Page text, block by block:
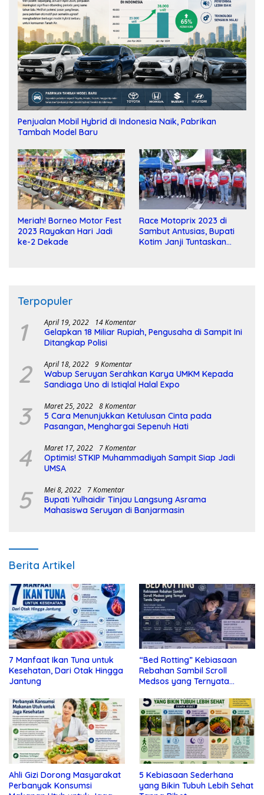
Penjualan Mobil Hybrid di Indonesia Naik, Pabrikan
Tambah Model Baru
Meriah! Borneo Motor Fest
2023 Rayakan Hari Jadi
ke-2 Dekade
Race Motoprix 2023 di
Sambut Antusias, Bupati
Kotim Janji Tuntaskan
Terpopuler
1 April 19, 2022 14 Komentar
Gelapkan 18 Miliar Rupiah, Pengusaha di Sampit Ini
Ditangkap Polisi
2 April 18, 2022 9 Komentar
Wabup Seruyan Serahkan Karya UMKM Kepada
Sandiaga Uno di Istiqlal Halal Expo
3 Maret 25, 2022 8 Komentar
5 Cara Menunjukkan Ketulusan Cinta pada
Pasangan, Menghargai Sepenuh Hati
4 Maret 17, 2022 7 Komentar
Optimis! STKIP Muhammadiyah Sampit Siap Jadi
UMSA
5 Mei 8, 2022 7 Komentar
Bupati Yulhaidir Tinjau Langsung Asrama
Mahasiswa Seruyan di Banjarmasin
Berita Artikel
7 Manfaat Ikan Tuna untuk
Kesehatan, Dari Otak Hingga
Jantung
“Bed Rotting” Kebiasaan
Rebahan Sambil Scroll
Medsos yang Ternyata
Ahli Gizi Dorong Masyarakat
Perbanyak Konsumsi
5 Kebiasaan Sederhana
yang Bikin Tubuh Lebih Sehat